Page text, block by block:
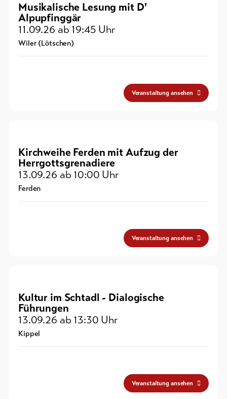
Musikalische Lesung mit D'
Alpupfinggär
11.09.26 ab 19:45 Uhr
Wiler (Lötschen)
Veranstaltung ansehen
Kirchweihe Ferden mit Aufzug der
Herrgottsgrenadiere
13.09.26 ab 10:00 Uhr
Ferden
Veranstaltung ansehen
Kultur im Schtadl - Dialogische
Führungen
13.09.26 ab 13:30 Uhr
Kippel
Veranstaltung ansehen